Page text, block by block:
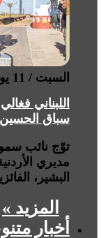
السبت / 11 يوليو - 2026 / 4:59 مساءً
⁩⁩⁩⁩⁩⁩اللبناني
سباق
توّج نائب
مديري
البشير،
المزيد »
أخبار